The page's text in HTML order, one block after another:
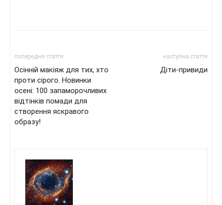
попередня стаття
Осінній макіяж для тих, хто
проти сірого. Новинки
осені: 100 запаморочливих
відтінків помади для
створення яскравого
образу!
наступна стаття
Діти-привиди